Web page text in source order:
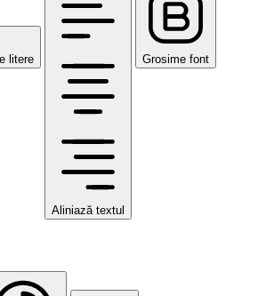
litere
Aliniază textul
Grosime font